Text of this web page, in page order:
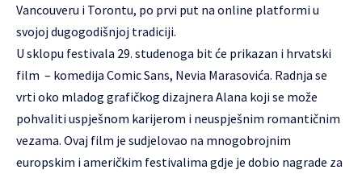
Vancouveru i Torontu, po prvi put na online platformi u
svojoj dugogodišnjoj tradiciji.
U sklopu festivala 29. studenoga bit će prikazan i hrvatski
film – komedija Comic Sans, Nevia Marasovića. Radnja se
vrti oko mladog grafičkog dizajnera Alana koji se može
pohvaliti uspješnom karijerom i neuspješnim romantičnim
vezama. Ovaj film je sudjelovao na mnogobrojnim
europskim i američkim festivalima gdje je dobio nagrade za